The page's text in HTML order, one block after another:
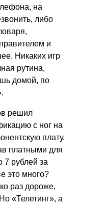
на
либо
и
Никаких игр
рутина,
домой, по
решил
с ног на
плату,
платными для
7 рублей за
это много?
раз дороже,
«Телетинг», а